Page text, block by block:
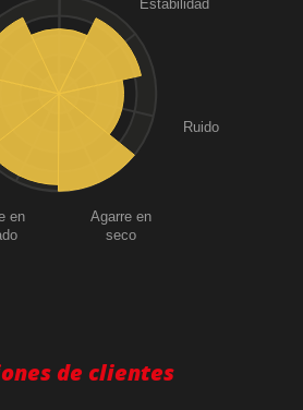
Estabilidad
Ruido
Agarre en
seco
en
de clientes